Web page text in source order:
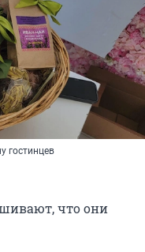
гостинцев
что они